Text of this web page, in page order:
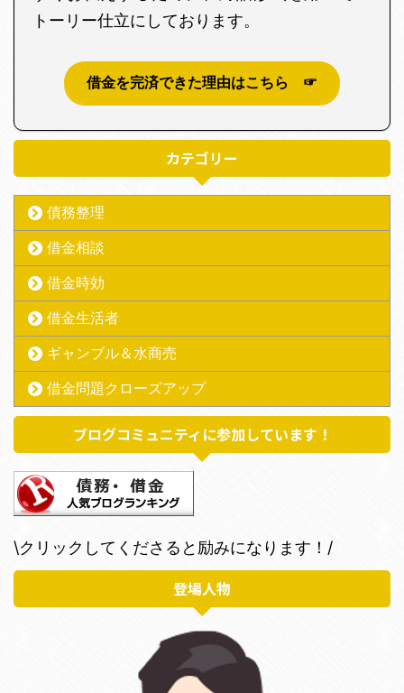
トーリー仕立にしております。
借金を完済できた理由はこちら ☞
カテゴリー
債務整理
借金相談
借金時効
借金生活者
ギャンブル＆水商売
借金問題クローズアップ
ブログコミュニティに参加しています！
\クリックしてくださると励みになります！/
登場人物